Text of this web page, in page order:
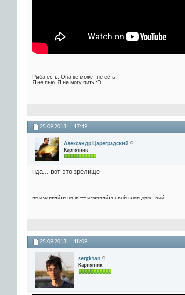
Рыба есть. Она не может не есть.
Я не пью. Я не могу пить!:D
25.09.2013, 17:49
Александр Цареградский
Карпятник
нда... вот это зрелище
не изменяйте цель — изменяйте свой план действий
25.09.2013, 18:09
sergkhan
Карпятник